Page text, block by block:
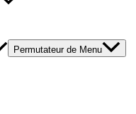
Permutateur de Menu